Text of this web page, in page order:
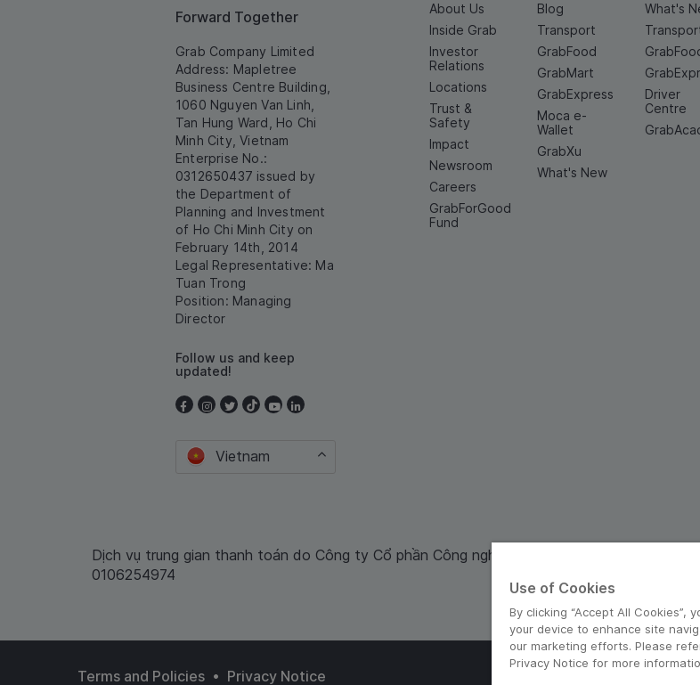
Forward Together
Grab Company Limited
Address: Mapletree
Business Centre Building,
1060 Nguyen Van Linh,
Tan Hung Ward, Ho Chi
Minh City, Vietnam
Enterprise No.:
0312650437 issued by
the Department of
Planning and Investment
of Ho Chi Minh City on
February 14th, 2014
Legal Representative: Ma
Tuan Trong
Position: Managing
Director
Follow us and keep
updated!
Vietnam
About Us
Inside Grab
Investor
Relations
Locations
Trust &
Safety
Impact
Newsroom
Careers
GrabForGood
Fund
Blog
Transport
GrabFood
GrabMart
GrabExpress
Moca e-
Wallet
GrabXu
What's New
What's
Driver
Centre
Dịch vụ trung gian thanh toán do Công ty Cổ phần Công nghệ và Dịch Vụ Moca cung cấp.
0106254974
Terms and Policies • Privacy Notice
Use of Cookies
By clicking “Accept All
your device to enhance site
our marketing efforts. Please
Privacy Notice for more